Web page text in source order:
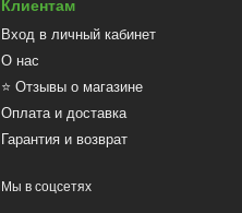
Клиентам
Вход в личный кабинет
О нас
⭐ Отзывы о магазине
Оплата и доставка
Гарантия и возврат
Мы в соцсетях